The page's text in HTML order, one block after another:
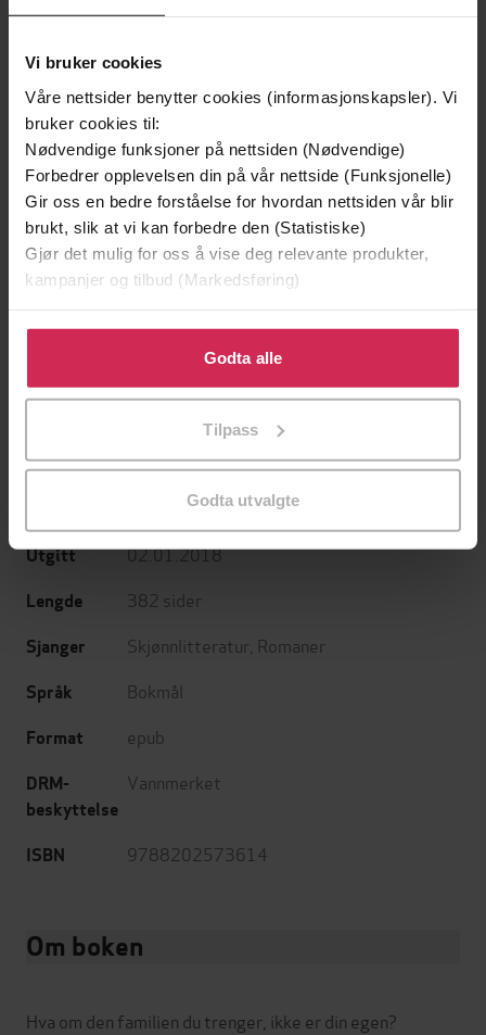
Vi bruker cookies
Våre nettsider benytter cookies (informasjonskapsler). Vi
bruker cookies til:
Nødvendige funksjoner på nettsiden (Nødvendige)
Forbedrer opplevelsen din på vår nettside (Funksjonelle)
Gir oss en bedre forståelse for hvordan nettsiden vår blir
brukt, slik at vi kan forbedre den (Statistiske)
Gjør det mulig for oss å vise deg relevante produkter,
kampanjer og tilbud (Markedsføring)
Klikk på «Godta alle» for å gi oss ditt samtykke til å
bruke cookies for alle disse formålene. Du kan også
tilpasse ditt samtykke til spesifikke formål ved å klikke
Godta alle
Tilpass
Godta utvalgte
149,-
Fremdeles meg
Jojo Moyes
Gracies hemmelighet
Catherine Ryan Hyde
Andersen(oversetter)
Cappelen Damm
Utgitt 02.01.2018
Lengde 382 sider
Sjanger Skjønnlitteratur Romaner
Språk Bokmål
Format epub
DRM-
beskyttelse
Vannmerket
ISBN 9788202573614
Om boken
Hva om den familien du trenger, ikke er din egen?